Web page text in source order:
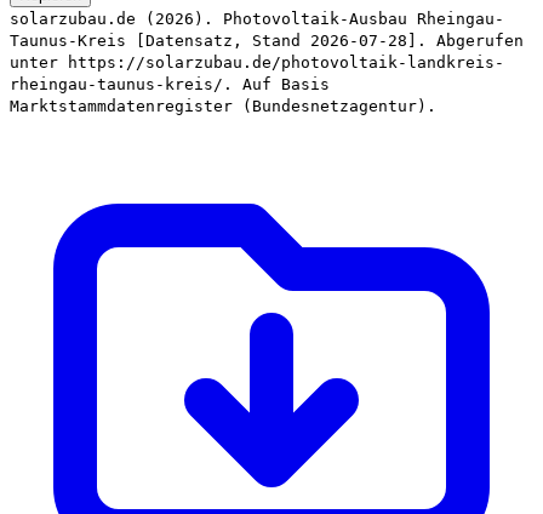
solarzubau.de (2026). Photovoltaik-Ausbau Rheingau-
Taunus-Kreis [Datensatz, Stand 2026-07-28]. Abgerufen
unter https://solarzubau.de/photovoltaik-landkreis-
rheingau-taunus-kreis/. Auf Basis
Marktstammdatenregister (Bundesnetzagentur).